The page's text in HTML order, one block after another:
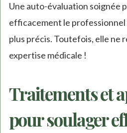
Une auto-évaluation soignée
efficacement le
plus précis. Toutefois, elle ne
expertise médicale !
Traitements et
pour soulager